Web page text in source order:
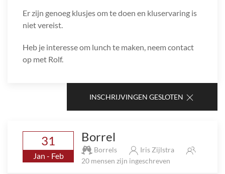
Er zijn genoeg klusjes om te doen en kluservaring is
niet vereist.
Heb je interesse om lunch te maken, neem contact
op met Rolf.
INSCHRIJVINGEN GESLOTEN
31
Jan - Feb
Borrel
Borrels
Iris Zijlstra
20 mensen zijn ingeschreven